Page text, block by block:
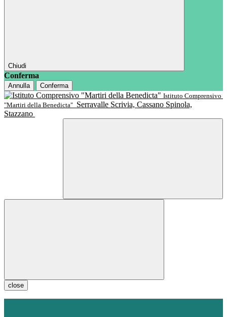
Chiudi
Conferma
Annulla
Conferma
Istituto Comprensivo
"Martiri della Benedicta" Serravalle Scrivia, Cassano Spinola,
Stazzano
close